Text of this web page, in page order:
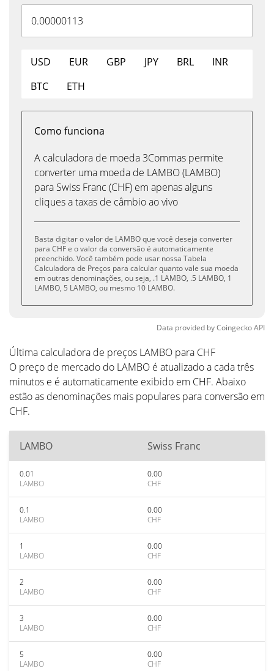
USD EUR GBP JPY BRL
INR
BTC
ETH
Como funciona
A calculadora de moeda 3Commas permite
converter uma moeda de LAMBO (LAMBO)
para Swiss Franc (CHF) em apenas alguns
cliques a taxas de câmbio ao vivo
Basta digitar o valor de LAMBO que você deseja converter
para CHF e o valor da conversão é automaticamente
preenchido. Você também pode usar nossa Tabela
Calculadora de Preços para calcular quanto vale sua moeda
em outras denominações, ou seja, .1 LAMBO, .5 LAMBO, 1
LAMBO, 5 LAMBO, ou mesmo 10 LAMBO.
Data provided byCoingeckoAPI
Última calculadora de preços LAMBO para CHF
O preço de mercado do LAMBO é atualizado a cada três
minutos e é automaticamente exibido em CHF. Abaixo
estão as denominações mais populares para conversão em
CHF.
LAMBO Swiss Franc
0.01
LAMBO
0.00
CHF
0.1
LAMBO
0.00
CHF
1
LAMBO
0.00
CHF
2
LAMBO
0.00
CHF
3
LAMBO
0.00
CHF
5
LAMBO
0.00
CHF